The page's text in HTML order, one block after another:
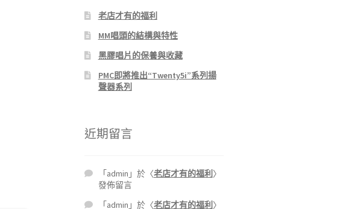
老店才有的福利
MM唱頭的結構與特性
黑膠唱片的保養與收藏
PMC即將推出“Twenty5i”系列揚
聲器系列
近期留言
「admin 」於〈老店才有的福利 〉
發佈留言
「admin 」於〈老店才有的福利 〉